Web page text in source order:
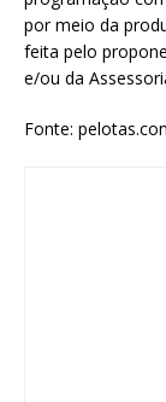
por meio da
feita pelo
e/ou da
Fonte: